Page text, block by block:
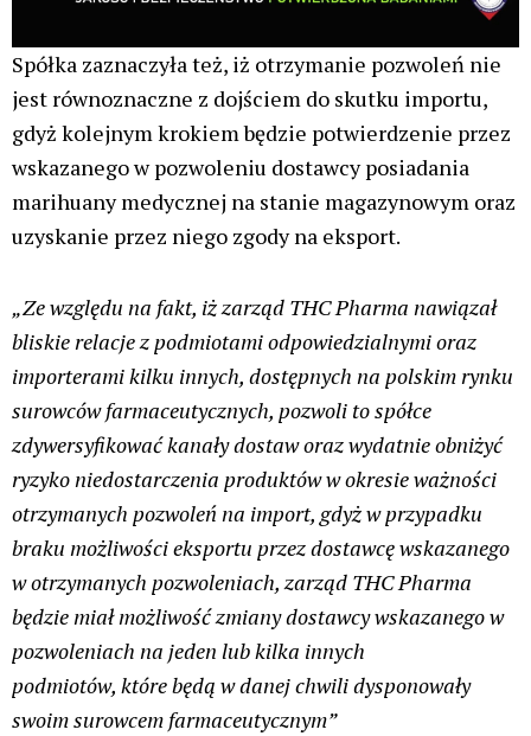
Spółka zaznaczyła też, iż otrzymanie pozwoleń nie
jest równoznaczne z dojściem do skutku importu,
gdyż kolejnym krokiem będzie potwierdzenie przez
wskazanego w pozwoleniu dostawcy posiadania
marihuany medycznej na stanie magazynowym oraz
uzyskanie przez niego zgody na eksport.
„Ze względu na fakt, iż zarząd THC Pharma nawiązał
bliskie relacje z podmiotami odpowiedzialnymi oraz
importerami kilku innych, dostępnych na polskim rynku
surowców farmaceutycznych, pozwoli to spółce
zdywersyfikować kanały dostaw oraz wydatnie obniżyć
ryzyko niedostarczenia produktów w okresie ważności
otrzymanych pozwoleń na import, gdyż w przypadku
braku możliwości eksportu przez dostawcę wskazanego
w otrzymanych pozwoleniach, zarząd THC Pharma
będzie miał możliwość zmiany dostawcy wskazanego w
pozwoleniach na jeden lub kilka innych
podmiotów, które będą w danej chwili dysponowały
swoim surowcem farmaceutycznym”